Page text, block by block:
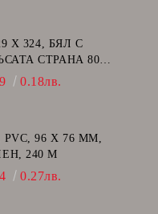
Х 324, БЯЛ С
СТРАНА 80
0.18лв.
96 Х 76 ММ,
240 Μ
0.27лв.